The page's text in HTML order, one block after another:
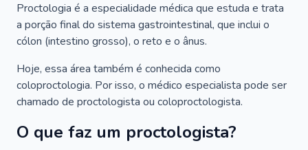
Proctologia é a especialidade médica que estuda e trata
a porção final do sistema gastrointestinal, que inclui o
cólon (intestino grosso), o reto e o ânus.
Hoje, essa área também é conhecida como
coloproctologia. Por isso, o médico especialista pode ser
chamado de proctologista ou coloproctologista.
O que faz um proctologista?